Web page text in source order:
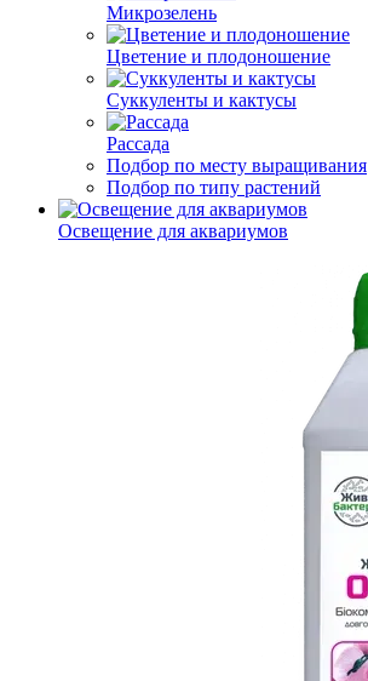
Микрозелень
Цветение и плодоношение
Суккуленты и кактусы
Рассада
Подбор по месту выращивания
Подбор по типу растений
Освещение для аквариумов